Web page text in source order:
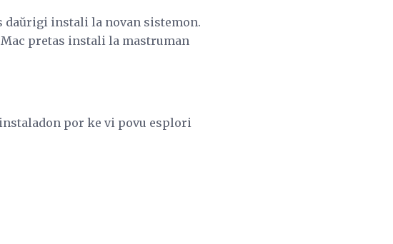
daŭrigi instali la novan sistemon.
pretas instali la mastruman
por ke vi povu esplori